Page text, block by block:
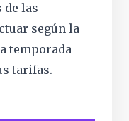
de las
según la
temporada
tarifas.